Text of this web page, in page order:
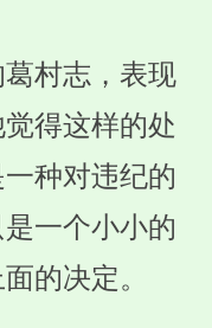
村志，表现
得这样的处
种对违纪的
一个小小的
的决定。